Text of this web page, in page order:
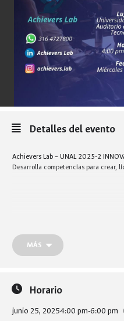
Detalles del evento
Achievers Lab – UNAL 2025-2
Desarrolla competencias para crear,
MÁS
Horario
junio 25, 20254:00 pm-6:00 pm